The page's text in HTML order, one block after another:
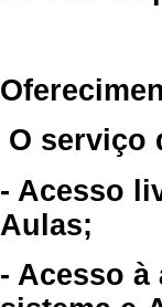
O serviço
- Acesso
Aulas;
- Acesso